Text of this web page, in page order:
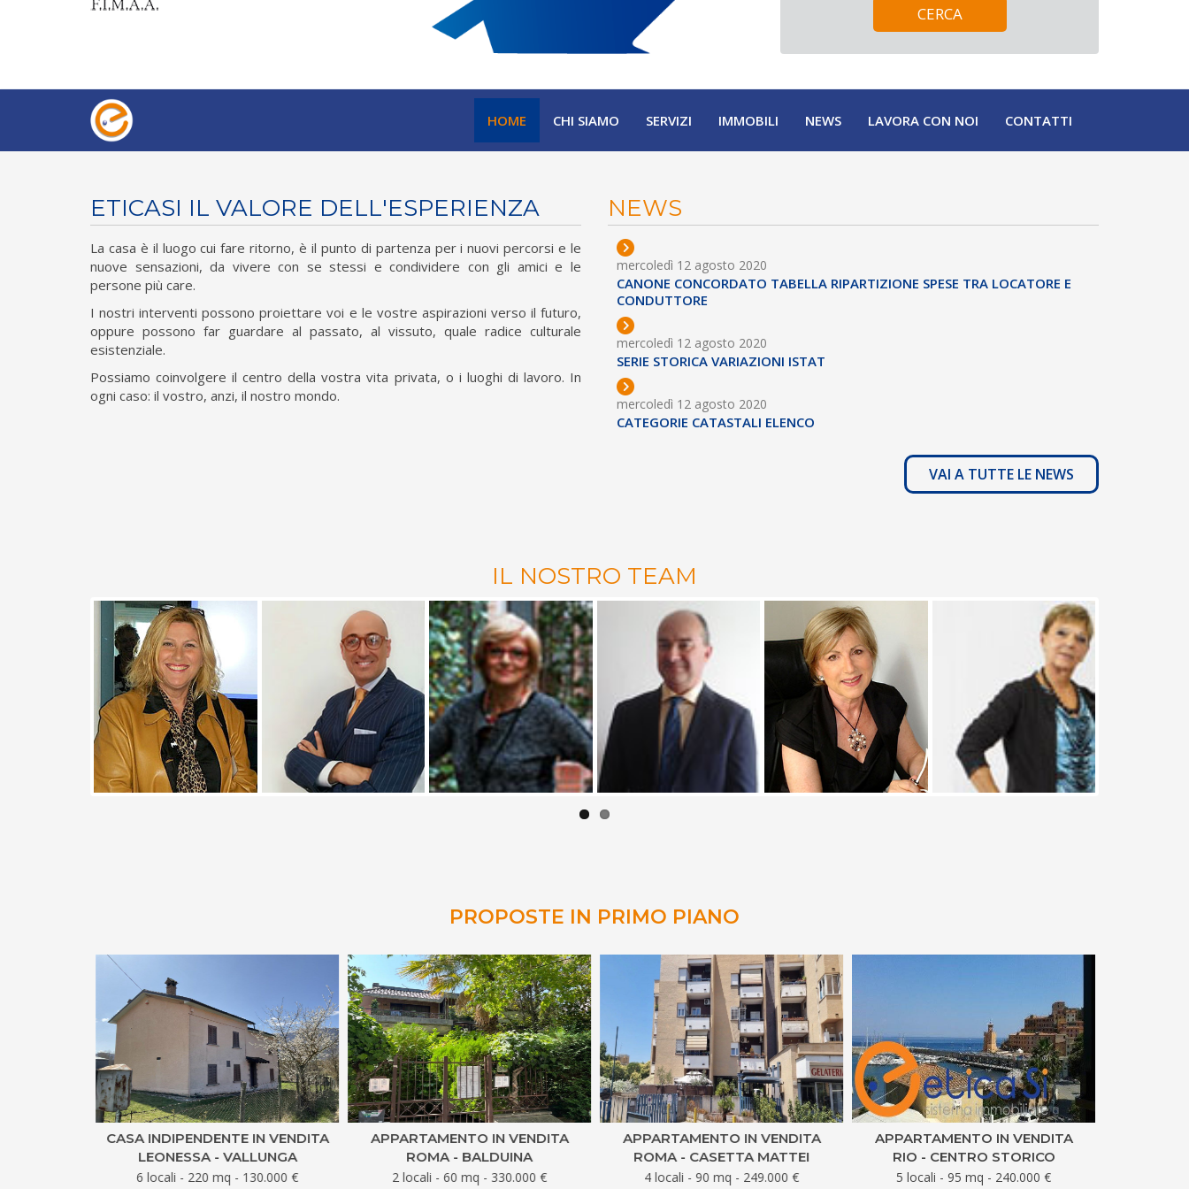
HOME CHI SIAMO SERVIZI IMMOBILI NEWS LAVORA CON NOI CONTATTI
ETICASI IL VALORE DELL'ESPERIENZA
La casa è il luogo cui fare ritorno, è il punto di partenza per i nuovi percorsi e le
nuove sensazioni, da vivere con se stessi e condividere con gli amici e le
persone più care.
I nostri interventi possono proiettare voi e le vostre aspirazioni verso il futuro,
oppure possono far guardare al passato, al vissuto, quale radice culturale
esistenziale.
Possiamo coinvolgere il centro della vostra vita privata, o i luoghi di lavoro. In
ogni caso: il vostro, anzi, il nostro mondo.
NEWS
mercoledì 12 agosto 2020
CANONE CONCORDATO TABELLA RIPARTIZIONE SPESE TRA LOCATORE E
CONDUTTORE
mercoledì 12 agosto 2020
SERIE STORICA VARIAZIONI ISTAT
mercoledì 12 agosto 2020
CATEGORIE CATASTALI ELENCO
VAI A TUTTE LE NEWS
IL NOSTRO TEAM
PROPOSTE IN PRIMO PIANO
CASA INDIPENDENTE IN VENDITA
LEONESSA - VALLUNGA
6 locali - 220 mq - 130.000 €
APPARTAMENTO IN VENDITA
ROMA - BALDUINA
2 locali - 60 mq - 330.000 €
APPARTAMENTO IN VENDITA
ROMA - CASETTA MATTEI
4 locali - 90 mq - 249.000 €
APPARTAMENTO IN VENDITA
RIO - CENTRO STORICO
5 locali - 95 mq - 240.000 €